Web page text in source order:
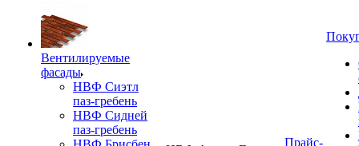
Вентилируемые
фасады
НВФ Сиэтл
паз-гребень
НВФ Сидней
паз-гребень
Прайс-